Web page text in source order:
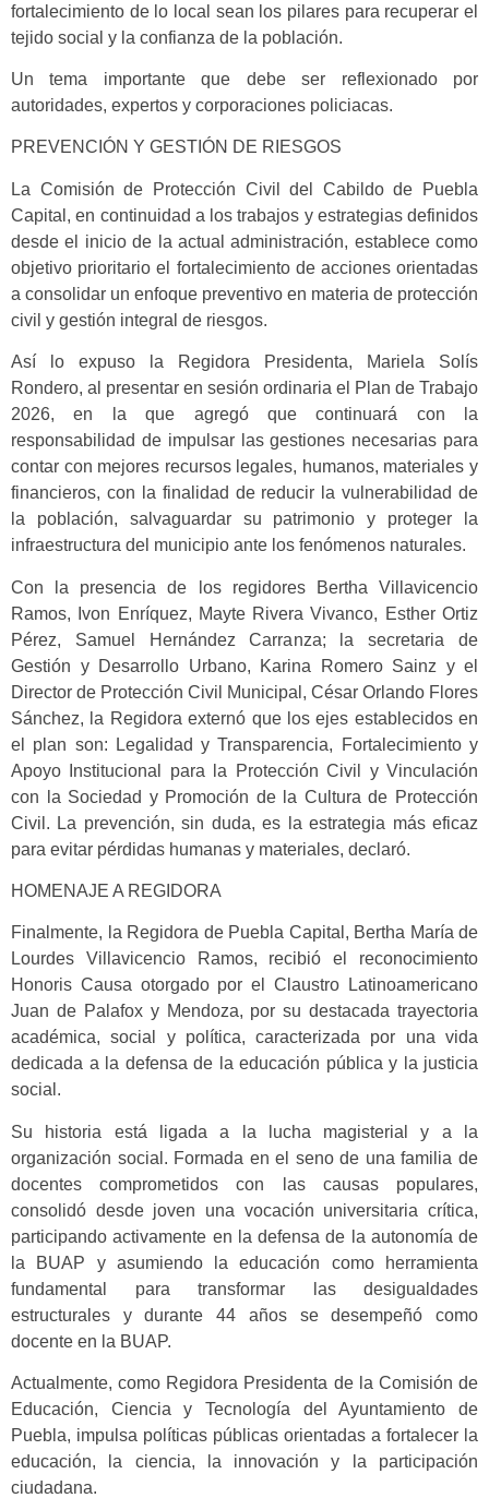
fortalecimiento de lo local sean los pilares para recuperar el
tejido social y la confianza de la población.
Un tema importante que debe ser reflexionado por
autoridades, expertos y corporaciones policiacas.
PREVENCIÓN Y GESTIÓN DE RIESGOS
La Comisión de Protección Civil del Cabildo de Puebla
Capital, en continuidad a los trabajos y estrategias definidos
desde el inicio de la actual administración, establece como
objetivo prioritario el fortalecimiento de acciones orientadas
a consolidar un enfoque preventivo en materia de protección
civil y gestión integral de riesgos.
Así lo expuso la Regidora Presidenta, Mariela Solís
Rondero, al presentar en sesión ordinaria el Plan de Trabajo
2026, en la que agregó que continuará con la
responsabilidad de impulsar las gestiones necesarias para
contar con mejores recursos legales, humanos, materiales y
financieros, con la finalidad de reducir la vulnerabilidad de
la población, salvaguardar su patrimonio y proteger la
infraestructura del municipio ante los fenómenos naturales.
Con la presencia de los regidores Bertha Villavicencio
Ramos, Ivon Enríquez, Mayte Rivera Vivanco, Esther Ortiz
Pérez, Samuel Hernández Carranza; la secretaria de
Gestión y Desarrollo Urbano, Karina Romero Sainz y el
Director de Protección Civil Municipal, César Orlando Flores
Sánchez, la Regidora externó que los ejes establecidos en
el plan son: Legalidad y Transparencia, Fortalecimiento y
Apoyo Institucional para la Protección Civil y Vinculación
con la Sociedad y Promoción de la Cultura de Protección
Civil. La prevención, sin duda, es la estrategia más eficaz
para evitar pérdidas humanas y materiales, declaró.
HOMENAJE A REGIDORA
Finalmente, la Regidora de Puebla Capital, Bertha María de
Lourdes Villavicencio Ramos, recibió el reconocimiento
Honoris Causa otorgado por el Claustro Latinoamericano
Juan de Palafox y Mendoza, por su destacada trayectoria
académica, social y política, caracterizada por una vida
dedicada a la defensa de la educación pública y la justicia
social.
Su historia está ligada a la lucha magisterial y a la
organización social. Formada en el seno de una familia de
docentes comprometidos con las causas populares,
consolidó desde joven una vocación universitaria crítica,
participando activamente en la defensa de la autonomía de
la BUAP y asumiendo la educación como herramienta
fundamental para transformar las desigualdades
estructurales y durante 44 años se desempeñó como
docente en la BUAP.
Actualmente, como Regidora Presidenta de la Comisión de
Educación, Ciencia y Tecnología del Ayuntamiento de
Puebla, impulsa políticas públicas orientadas a fortalecer la
educación, la ciencia, la innovación y la participación
ciudadana.